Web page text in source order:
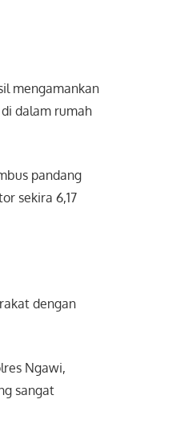
mengamankan
dalam rumah
pandang
sekira 6,17
dengan
Ngawi,
sangat